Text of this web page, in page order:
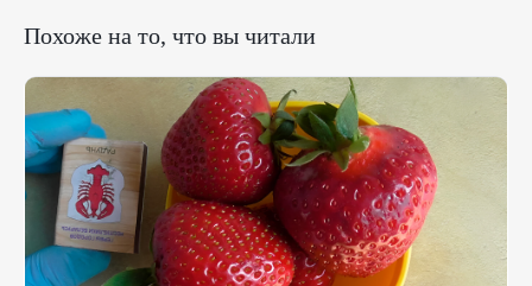
Похоже на то, что вы читали